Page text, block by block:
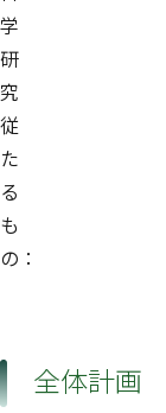
学
研
究
従
た
る
も
の：
全体計画